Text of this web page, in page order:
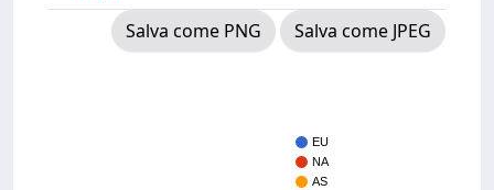
Salva come PNG
Salva come JPEG
EU
NA
AS